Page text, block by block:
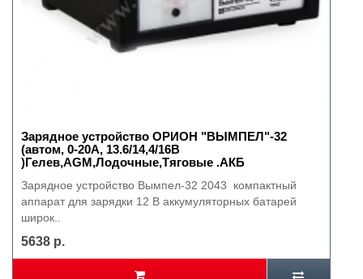
Зарядное устройство ОРИОН "ВЫМПЕЛ"-32
(автом, 0-20А, 13.6/14,4/16В
)Гелев,AGM,Лодочные,Тяговые .АКБ
Зарядное устройство Вымпел-32 2043 компактный
аппарат для зарядки 12 В аккумуляторных батарей
широк..
5638 р.